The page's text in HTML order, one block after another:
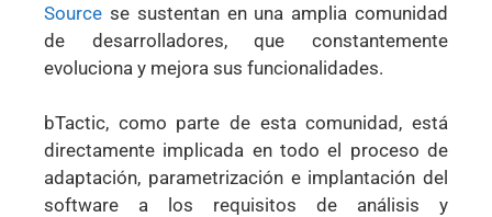
Source se sustentan en una amplia comunidad
de desarrolladores, que constantemente
evoluciona y mejora sus funcionalidades.
bTactic, como parte de esta comunidad, está
directamente implicada en todo el proceso de
adaptación, parametrización e implantación del
software a los requisitos de análisis y